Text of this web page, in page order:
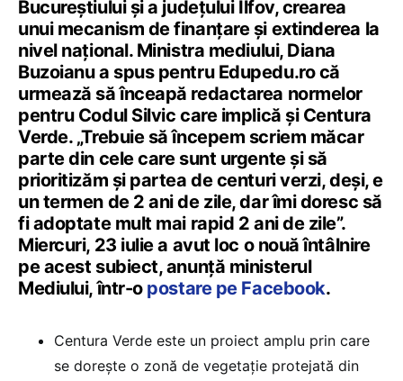
Bucureștiului și a județului Ilfov, crearea
unui mecanism de finanțare și extinderea la
nivel național. Ministra mediului, Diana
Buzoianu a spus pentru Edupedu.ro că
urmează să înceapă redactarea normelor
pentru Codul Silvic care implică și Centura
Verde. „Trebuie să începem scriem măcar
parte din cele care sunt urgente și să
prioritizăm și partea de centuri verzi, deși, e
un termen de 2 ani de zile, dar îmi doresc să
fi adoptate mult mai rapid 2 ani de zile”.
Miercuri, 23 iulie a avut loc o nouă întâlnire
pe acest subiect, anunță ministerul
Mediului, într-o postare pe Facebook.
Centura Verde este un proiect amplu prin care
se dorește o zonă de vegetație protejată din